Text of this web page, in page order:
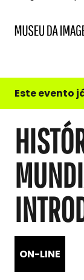
e
do
Este evento
ON-LINE